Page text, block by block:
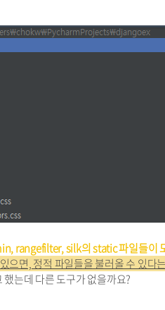
rangefilter, silk의 static 파일들이
으면, 정적 파일들을 불러올 수 있다
는데 다른 도구가 없을까요?